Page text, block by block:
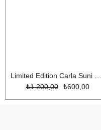
Limited Edition Carla Suni Deri Büstiyer Siyah
₺600,00
₺1.200,00